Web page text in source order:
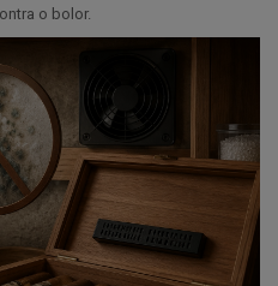
o bolor.